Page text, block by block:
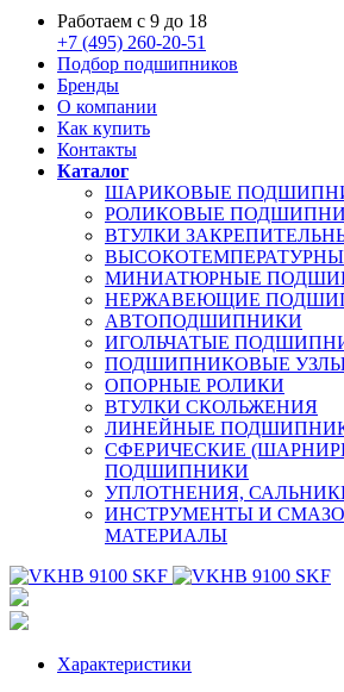
Работаем с 9 до 18
+7 (495) 260-20-51
Подбор подшипников
Бренды
О компании
Как купить
Контакты
Каталог
ШАРИКОВЫЕ
РОЛИКОВЫЕ
ВТУЛКИ
МИНИАТЮРНЫЕ
НЕРЖАВЕЮЩИЕ
АВТОПОДШИПНИКИ
ИГОЛЬЧАТЫЕ
ПОДШИПНИКОВЫЕ
ОПОРНЫЕ РОЛИКИ
ВТУЛКИ СКОЛЬЖЕНИЯ
ЛИНЕЙНЫЕ
СФЕРИЧЕСКИЕ
ПОДШИПНИКИ
УПЛОТНЕНИЯ,
ИНСТРУМЕНТЫ И
МАТЕРИАЛЫ
Характеристики